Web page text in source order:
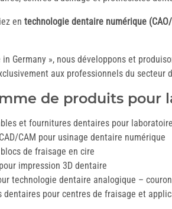
en technologie dentaire numérique
Germany », nous développons et
aux professionnels du secteur
de produits pour
et fournitures dentaires pour
CAM pour usinage dentaire numérique
de fraisage en cire
impression 3D dentaire
technologie dentaire analogique –
dentaires pour centres de fraisage et